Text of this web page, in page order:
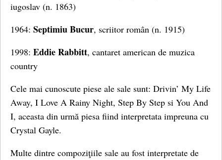
iugoslav (n. 1863)
1964: Septimiu Bucur, scriitor român (n. 1915)
1998: Eddie Rabbitt, cantaret american de muzica
country
Cele mai cunoscute piese ale sale sunt: Drivin’ My Life
Away, I Love A Rainy Night, Step By Step si You And
I, aceasta din urmă piesa fiind interpretata impreuna cu
Crystal Gayle.
Multe dintre compoziţiile sale au fost interpretate de